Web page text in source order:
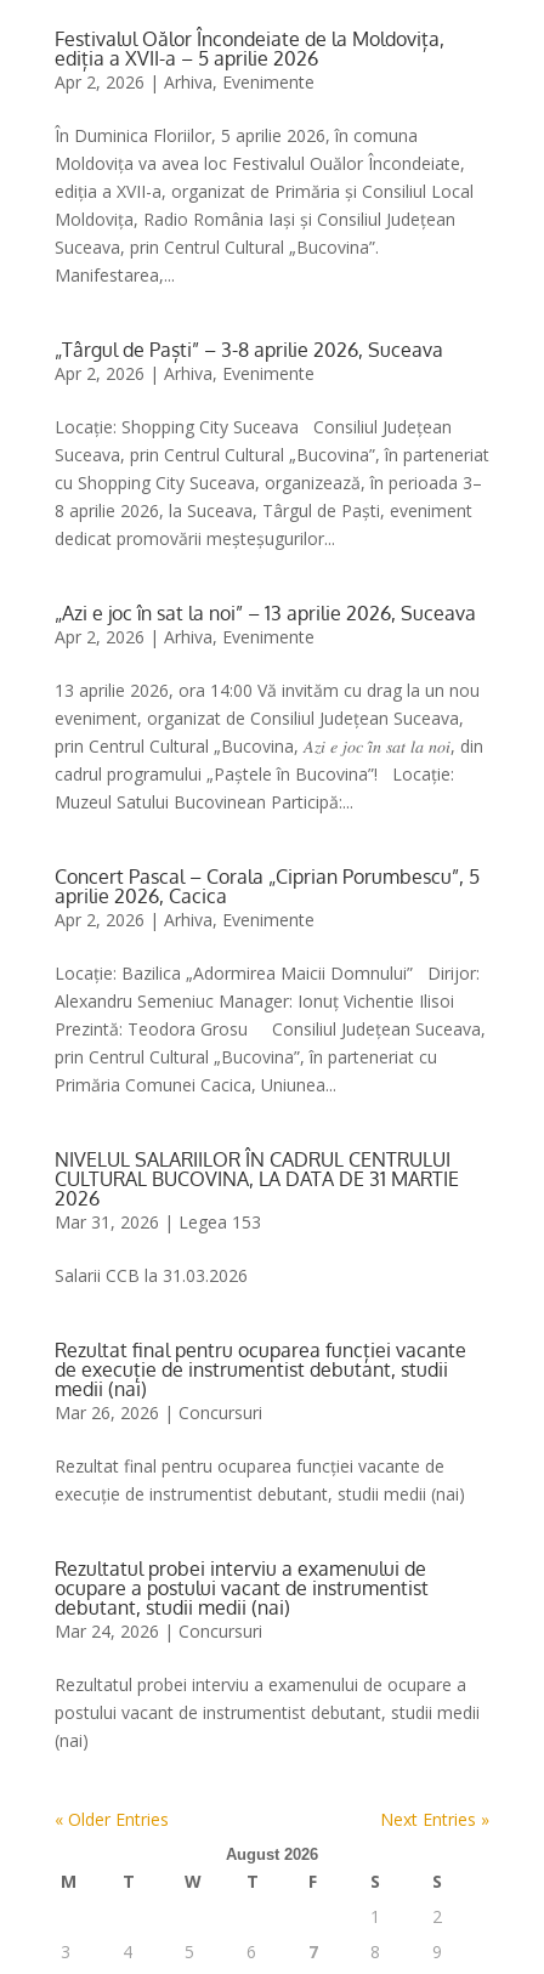
Festivalul Oălor Încondeiate de la Moldovița,
ediția a XVII-a – 5 aprilie 2026
Apr 2, 2026 | Arhiva, Evenimente
În Duminica Floriilor, 5 aprilie 2026, în comuna
Moldovița va avea loc Festivalul Ouălor Încondeiate,
ediția a XVII-a, organizat de Primăria și Consiliul Local
Moldovița, Radio România Iași și Consiliul Județean
Suceava, prin Centrul Cultural „Bucovina”.
Manifestarea,...
„Târgul de Paști” – 3-8 aprilie 2026, Suceava
Apr 2, 2026 | Arhiva, Evenimente
Locație: Shopping City Suceava Consiliul Județean
Suceava, prin Centrul Cultural „Bucovina”, în parteneriat
cu Shopping City Suceava, organizează, în perioada 3–
8 aprilie 2026, la Suceava, Târgul de Paști, eveniment
dedicat promovării meșteșugurilor...
„Azi e joc în sat la noi” – 13 aprilie 2026, Suceava
Apr 2, 2026 | Arhiva, Evenimente
13 aprilie 2026, ora 14:00 Vă invităm cu drag la un nou
eveniment, organizat de Consiliul Județean Suceava,
prin Centrul Cultural „Bucovina, 𝐴𝑧𝑖 𝑒 𝑗𝑜𝑐 𝑖̂𝑛 𝑠𝑎𝑡 𝑙𝑎 𝑛𝑜𝑖, din
cadrul programului „Paștele în Bucovina”! Locație:
Muzeul Satului Bucovinean Participă:...
Concert Pascal – Corala „Ciprian Porumbescu”, 5
aprilie 2026, Cacica
Apr 2, 2026 | Arhiva, Evenimente
Locație: Bazilica „Adormirea Maicii Domnului” Dirijor:
Alexandru Semeniuc Manager: Ionuț Vichentie Ilisoi
Prezintă: Teodora Grosu Consiliul Județean Suceava,
prin Centrul Cultural „Bucovina”, în parteneriat cu
Primăria Comunei Cacica, Uniunea...
NIVELUL SALARIILOR ÎN CADRUL CENTRULUI
CULTURAL BUCOVINA, LA DATA DE 31 MARTIE
2026
Mar 31, 2026 | Legea 153
Salarii CCB la 31.03.2026
Rezultat final pentru ocuparea funcției vacante
de execuție de instrumentist debutant, studii
medii (nai)
Mar 26, 2026 | Concursuri
Rezultat final pentru ocuparea funcției vacante de
execuție de instrumentist debutant, studii medii (nai)
Rezultatul probei interviu a examenului de
ocupare a postului vacant de instrumentist
debutant, studii medii (nai)
Mar 24, 2026 | Concursuri
Rezultatul probei interviu a examenului de ocupare a
postului vacant de instrumentist debutant, studii medii
(nai)
« Older Entries Next Entries »
August 2026
M T W T F S
S
1
2
3
4 5 6 7 8
9